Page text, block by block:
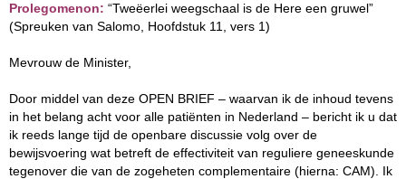
Prolegomenon: “Tweëerlei weegschaal is de Here een gruwel”
(Spreuken van Salomo, Hoofdstuk 11, vers 1)
Mevrouw de Minister,
Door middel van deze OPEN BRIEF – waarvan ik de inhoud tevens
in het belang acht voor alle patiënten in Nederland – bericht ik u dat
ik reeds lange tijd de openbare discussie volg over de
bewijsvoering wat betreft de effectiviteit van reguliere geneeskunde
tegenover die van de zogeheten complementaire (hierna: CAM). Ik